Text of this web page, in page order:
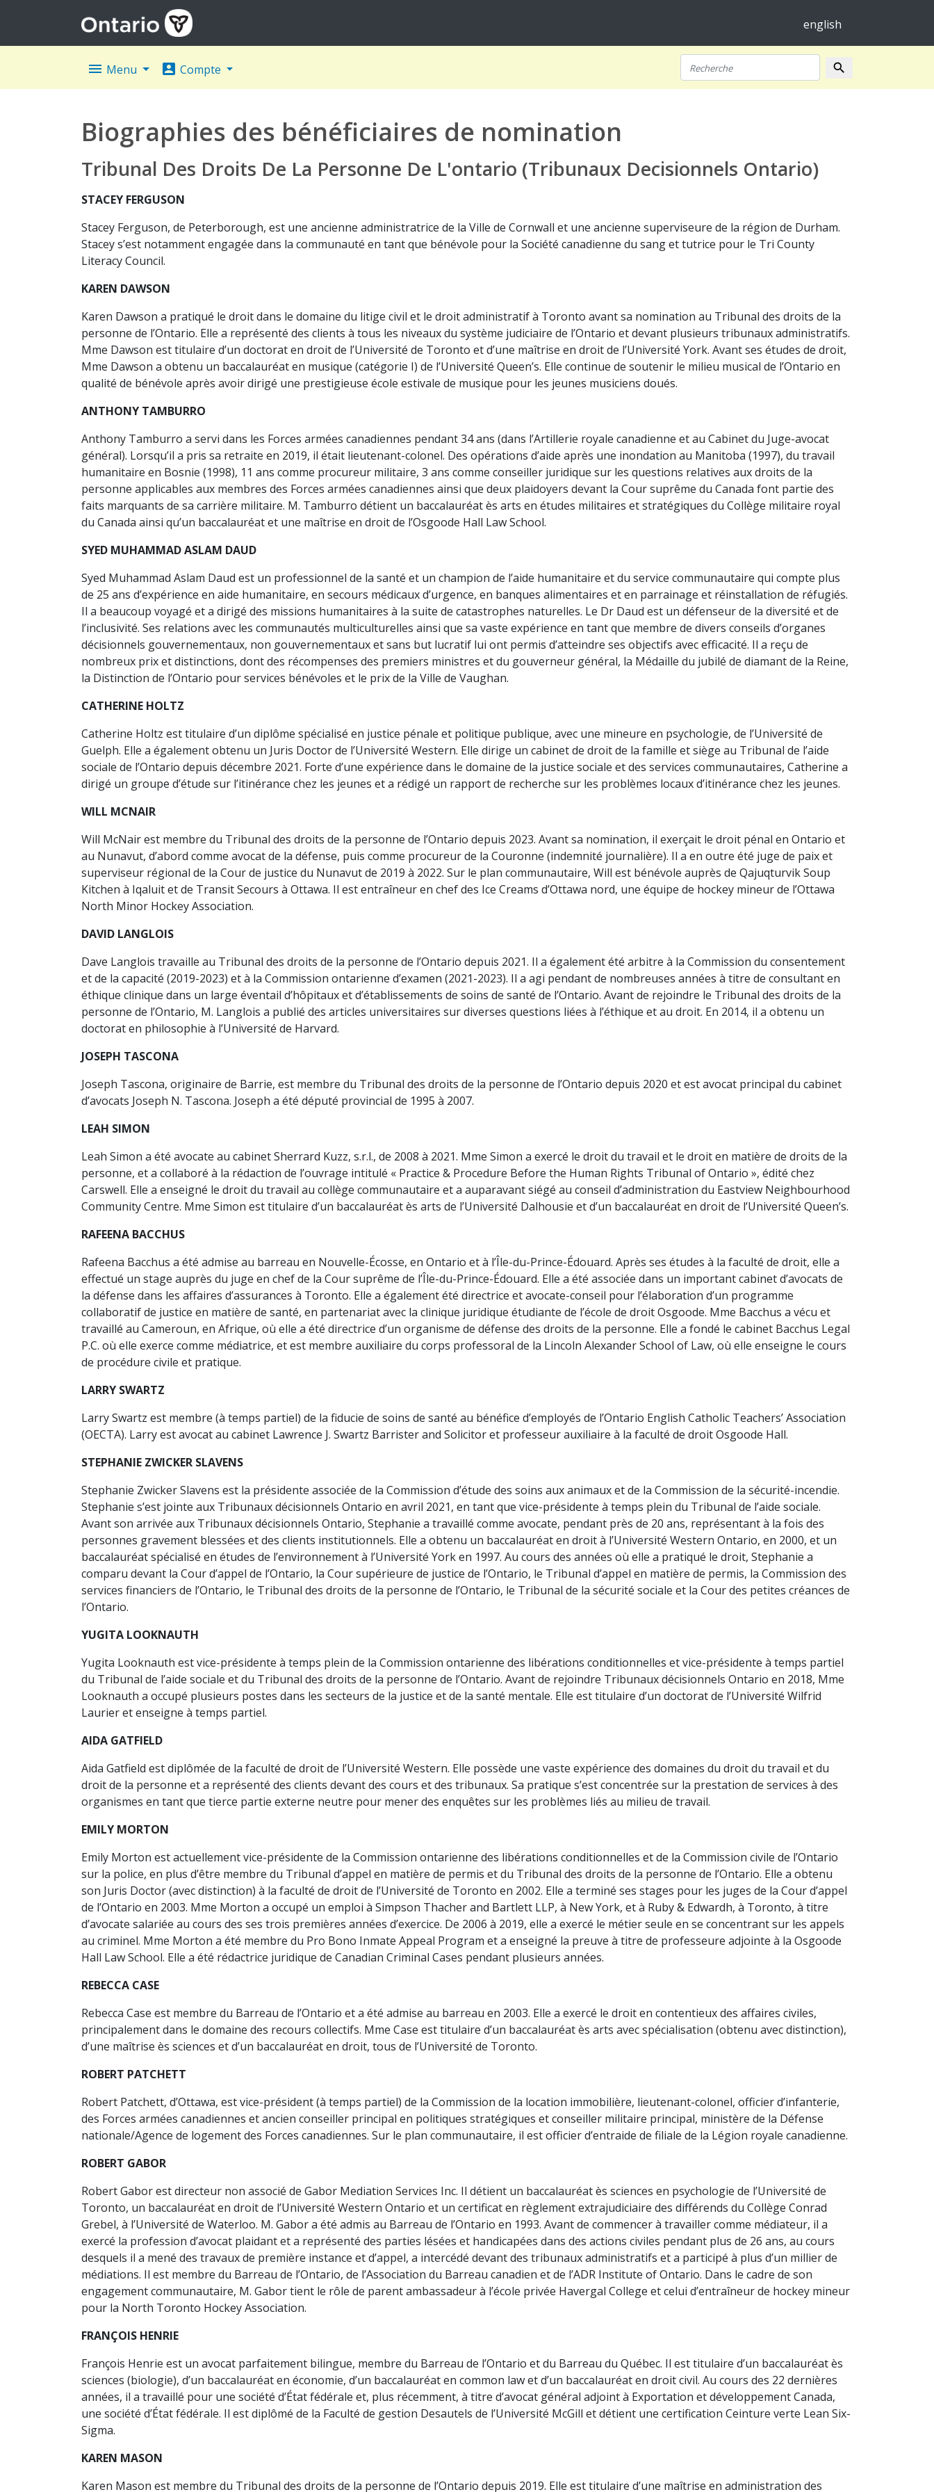
english
menu Menu account_box Compte search
Biographies des bénéficiaires de nomination
Tribunal Des Droits De La Personne De L'ontario (Tribunaux Decisionnels Ontario)
STACEY FERGUSON
Stacey Ferguson, de Peterborough, est une ancienne administratrice de la Ville de Cornwall et une ancienne superviseure de la région de Durham.
Stacey s’est notamment engagée dans la communauté en tant que bénévole pour la Société canadienne du sang et tutrice pour le Tri County
Literacy Council.
KAREN DAWSON
Karen Dawson a pratiqué le droit dans le domaine du litige civil et le droit administratif à Toronto avant sa nomination au Tribunal des droits de la
personne de l’Ontario. Elle a représenté des clients à tous les niveaux du système judiciaire de l’Ontario et devant plusieurs tribunaux administratifs.
Mme Dawson est titulaire d’un doctorat en droit de l’Université de Toronto et d’une maîtrise en droit de l’Université York. Avant ses études de droit,
Mme Dawson a obtenu un baccalauréat en musique (catégorie I) de l’Université Queen’s. Elle continue de soutenir le milieu musical de l’Ontario en
qualité de bénévole après avoir dirigé une prestigieuse école estivale de musique pour les jeunes musiciens doués.
ANTHONY TAMBURRO
Anthony Tamburro a servi dans les Forces armées canadiennes pendant 34 ans (dans l’Artillerie royale canadienne et au Cabinet du Juge-avocat
général). Lorsqu’il a pris sa retraite en 2019, il était lieutenant-colonel. Des opérations d’aide après une inondation au Manitoba (1997), du travail
humanitaire en Bosnie (1998), 11 ans comme procureur militaire, 3 ans comme conseiller juridique sur les questions relatives aux droits de la
personne applicables aux membres des Forces armées canadiennes ainsi que deux plaidoyers devant la Cour suprême du Canada font partie des
faits marquants de sa carrière militaire. M. Tamburro détient un baccalauréat ès arts en études militaires et stratégiques du Collège militaire royal
du Canada ainsi qu’un baccalauréat et une maîtrise en droit de l’Osgoode Hall Law School.
SYED MUHAMMAD ASLAM DAUD
Syed Muhammad Aslam Daud est un professionnel de la santé et un champion de l’aide humanitaire et du service communautaire qui compte plus
de 25 ans d’expérience en aide humanitaire, en secours médicaux d’urgence, en banques alimentaires et en parrainage et réinstallation de réfugiés.
Il a beaucoup voyagé et a dirigé des missions humanitaires à la suite de catastrophes naturelles. Le Dr Daud est un défenseur de la diversité et de
l’inclusivité. Ses relations avec les communautés multiculturelles ainsi que sa vaste expérience en tant que membre de divers conseils d’organes
décisionnels gouvernementaux, non gouvernementaux et sans but lucratif lui ont permis d’atteindre ses objectifs avec efficacité. Il a reçu de
nombreux prix et distinctions, dont des récompenses des premiers ministres et du gouverneur général, la Médaille du jubilé de diamant de la Reine,
la Distinction de l’Ontario pour services bénévoles et le prix de la Ville de Vaughan.
CATHERINE HOLTZ
Catherine Holtz est titulaire d’un diplôme spécialisé en justice pénale et politique publique, avec une mineure en psychologie, de l’Université de
Guelph. Elle a également obtenu un Juris Doctor de l’Université Western. Elle dirige un cabinet de droit de la famille et siège au Tribunal de l’aide
sociale de l’Ontario depuis décembre 2021. Forte d’une expérience dans le domaine de la justice sociale et des services communautaires, Catherine a
dirigé un groupe d’étude sur l’itinérance chez les jeunes et a rédigé un rapport de recherche sur les problèmes locaux d’itinérance chez les jeunes.
WILL MCNAIR
Will McNair est membre du Tribunal des droits de la personne de l’Ontario depuis 2023. Avant sa nomination, il exerçait le droit pénal en Ontario et
au Nunavut, d’abord comme avocat de la défense, puis comme procureur de la Couronne (indemnité journalière). Il a en outre été juge de paix et
superviseur régional de la Cour de justice du Nunavut de 2019 à 2022. Sur le plan communautaire, Will est bénévole auprès de Qajuqturvik Soup
Kitchen à Iqaluit et de Transit Secours à Ottawa. Il est entraîneur en chef des Ice Creams d’Ottawa nord, une équipe de hockey mineur de l’Ottawa
North Minor Hockey Association.
DAVID LANGLOIS
Dave Langlois travaille au Tribunal des droits de la personne de l’Ontario depuis 2021. Il a également été arbitre à la Commission du consentement
et de la capacité (2019-2023) et à la Commission ontarienne d’examen (2021-2023). Il a agi pendant de nombreuses années à titre de consultant en
éthique clinique dans un large éventail d’hôpitaux et d’établissements de soins de santé de l’Ontario. Avant de rejoindre le Tribunal des droits de la
personne de l’Ontario, M. Langlois a publié des articles universitaires sur diverses questions liées à l’éthique et au droit. En 2014, il a obtenu un
doctorat en philosophie à l’Université de Harvard.
JOSEPH TASCONA
Joseph Tascona, originaire de Barrie, est membre du Tribunal des droits de la personne de l’Ontario depuis 2020 et est avocat principal du cabinet
d’avocats Joseph N. Tascona. Joseph a été député provincial de 1995 à 2007.
LEAH SIMON
Leah Simon a été avocate au cabinet Sherrard Kuzz, s.r.l., de 2008 à 2021. Mme Simon a exercé le droit du travail et le droit en matière de droits de la
personne, et a collaboré à la rédaction de l’ouvrage intitulé « Practice & Procedure Before the Human Rights Tribunal of Ontario », édité chez
Carswell. Elle a enseigné le droit du travail au collège communautaire et a auparavant siégé au conseil d’administration du Eastview Neighbourhood
Community Centre. Mme Simon est titulaire d’un baccalauréat ès arts de l’Université Dalhousie et d’un baccalauréat en droit de l’Université Queen’s.
RAFEENA BACCHUS
Rafeena Bacchus a été admise au barreau en Nouvelle-Écosse, en Ontario et à l’Île-du-Prince-Édouard. Après ses études à la faculté de droit, elle a
effectué un stage auprès du juge en chef de la Cour suprême de l’Île-du-Prince-Édouard. Elle a été associée dans un important cabinet d’avocats de
la défense dans les affaires d’assurances à Toronto. Elle a également été directrice et avocate-conseil pour l’élaboration d’un programme
collaboratif de justice en matière de santé, en partenariat avec la clinique juridique étudiante de l’école de droit Osgoode. Mme Bacchus a vécu et
travaillé au Cameroun, en Afrique, où elle a été directrice d’un organisme de défense des droits de la personne. Elle a fondé le cabinet Bacchus Legal
P.C. où elle exerce comme médiatrice, et est membre auxiliaire du corps professoral de la Lincoln Alexander School of Law, où elle enseigne le cours
de procédure civile et pratique.
LARRY SWARTZ
Larry Swartz est membre (à temps partiel) de la fiducie de soins de santé au bénéfice d’employés de l’Ontario English Catholic Teachers’ Association
(OECTA). Larry est avocat au cabinet Lawrence J. Swartz Barrister and Solicitor et professeur auxiliaire à la faculté de droit Osgoode Hall.
STEPHANIE ZWICKER SLAVENS
Stephanie Zwicker Slavens est la présidente associée de la Commission d’étude des soins aux animaux et de la Commission de la sécurité-incendie.
Stephanie s’est jointe aux Tribunaux décisionnels Ontario en avril 2021, en tant que vice-présidente à temps plein du Tribunal de l’aide sociale.
Avant son arrivée aux Tribunaux décisionnels Ontario, Stephanie a travaillé comme avocate, pendant près de 20 ans, représentant à la fois des
personnes gravement blessées et des clients institutionnels. Elle a obtenu un baccalauréat en droit à l’Université Western Ontario, en 2000, et un
baccalauréat spécialisé en études de l’environnement à l’Université York en 1997. Au cours des années où elle a pratiqué le droit, Stephanie a
comparu devant la Cour d’appel de l’Ontario, la Cour supérieure de justice de l’Ontario, le Tribunal d’appel en matière de permis, la Commission des
services financiers de l’Ontario, le Tribunal des droits de la personne de l’Ontario, le Tribunal de la sécurité sociale et la Cour des petites créances de
l’Ontario.
YUGITA LOOKNAUTH
Yugita Looknauth est vice-présidente à temps plein de la Commission ontarienne des libérations conditionnelles et vice-présidente à temps partiel
du Tribunal de l’aide sociale et du Tribunal des droits de la personne de l’Ontario. Avant de rejoindre Tribunaux décisionnels Ontario en 2018, Mme
Looknauth a occupé plusieurs postes dans les secteurs de la justice et de la santé mentale. Elle est titulaire d’un doctorat de l’Université Wilfrid
Laurier et enseigne à temps partiel.
AIDA GATFIELD
Aida Gatfield est diplômée de la faculté de droit de l’Université Western. Elle possède une vaste expérience des domaines du droit du travail et du
droit de la personne et a représenté des clients devant des cours et des tribunaux. Sa pratique s’est concentrée sur la prestation de services à des
organismes en tant que tierce partie externe neutre pour mener des enquêtes sur les problèmes liés au milieu de travail.
EMILY MORTON
Emily Morton est actuellement vice-présidente de la Commission ontarienne des libérations conditionnelles et de la Commission civile de l’Ontario
sur la police, en plus d’être membre du Tribunal d’appel en matière de permis et du Tribunal des droits de la personne de l’Ontario. Elle a obtenu
son Juris Doctor (avec distinction) à la faculté de droit de l’Université de Toronto en 2002. Elle a terminé ses stages pour les juges de la Cour d’appel
de l’Ontario en 2003. Mme Morton a occupé un emploi à Simpson Thacher and Bartlett LLP, à New York, et à Ruby & Edwardh, à Toronto, à titre
d’avocate salariée au cours des ses trois premières années d’exercice. De 2006 à 2019, elle a exercé le métier seule en se concentrant sur les appels
au criminel. Mme Morton a été membre du Pro Bono Inmate Appeal Program et a enseigné la preuve à titre de professeure adjointe à la Osgoode
Hall Law School. Elle a été rédactrice juridique de Canadian Criminal Cases pendant plusieurs années.
REBECCA CASE
Rebecca Case est membre du Barreau de l’Ontario et a été admise au barreau en 2003. Elle a exercé le droit en contentieux des affaires civiles,
principalement dans le domaine des recours collectifs. Mme Case est titulaire d’un baccalauréat ès arts avec spécialisation (obtenu avec distinction),
d’une maîtrise ès sciences et d’un baccalauréat en droit, tous de l’Université de Toronto.
ROBERT PATCHETT
Robert Patchett, d’Ottawa, est vice-président (à temps partiel) de la Commission de la location immobilière, lieutenant-colonel, officier d’infanterie,
des Forces armées canadiennes et ancien conseiller principal en politiques stratégiques et conseiller militaire principal, ministère de la Défense
nationale/Agence de logement des Forces canadiennes. Sur le plan communautaire, il est officier d’entraide de filiale de la Légion royale canadienne.
ROBERT GABOR
Robert Gabor est directeur non associé de Gabor Mediation Services Inc. Il détient un baccalauréat ès sciences en psychologie de l’Université de
Toronto, un baccalauréat en droit de l’Université Western Ontario et un certificat en règlement extrajudiciaire des différends du Collège Conrad
Grebel, à l’Université de Waterloo. M. Gabor a été admis au Barreau de l’Ontario en 1993. Avant de commencer à travailler comme médiateur, il a
exercé la profession d’avocat plaidant et a représenté des parties lésées et handicapées dans des actions civiles pendant plus de 26 ans, au cours
desquels il a mené des travaux de première instance et d’appel, a intercédé devant des tribunaux administratifs et a participé à plus d’un millier de
médiations. Il est membre du Barreau de l’Ontario, de l’Association du Barreau canadien et de l’ADR Institute of Ontario. Dans le cadre de son
engagement communautaire, M. Gabor tient le rôle de parent ambassadeur à l’école privée Havergal College et celui d’entraîneur de hockey mineur
pour la North Toronto Hockey Association.
FRANÇOIS HENRIE
François Henrie est un avocat parfaitement bilingue, membre du Barreau de l’Ontario et du Barreau du Québec. Il est titulaire d’un baccalauréat ès
sciences (biologie), d’un baccalauréat en économie, d’un baccalauréat en common law et d’un baccalauréat en droit civil. Au cours des 22 dernières
années, il a travaillé pour une société d’État fédérale et, plus récemment, à titre d’avocat général adjoint à Exportation et développement Canada,
une société d’État fédérale. Il est diplômé de la Faculté de gestion Desautels de l’Université McGill et détient une certification Ceinture verte Lean Six-
Sigma.
KAREN MASON
Karen Mason est membre du Tribunal des droits de la personne de l’Ontario depuis 2019. Elle est titulaire d’une maîtrise en administration des